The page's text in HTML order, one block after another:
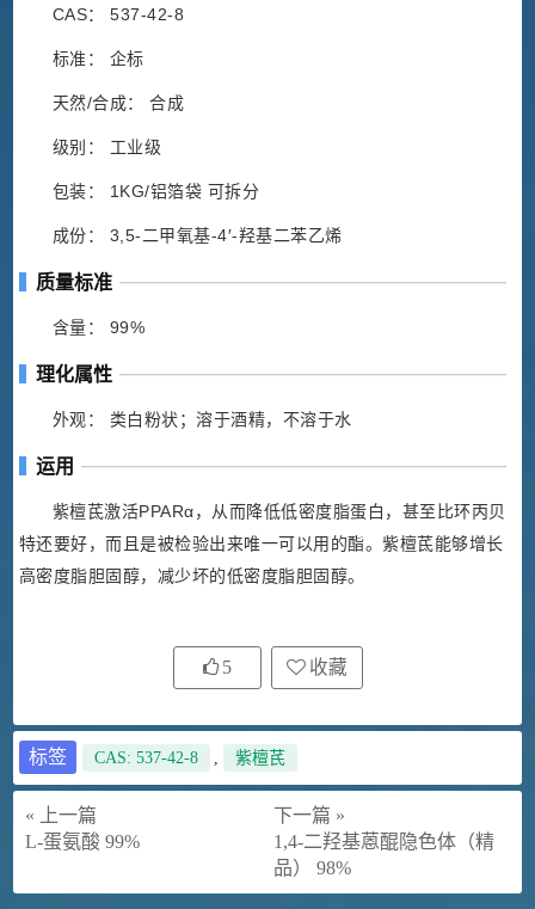
CAS： 537-42-8
标准： 企标
天然/合成： 合成
级别： 工业级
包装： 1KG/铝箔袋 可拆分
成份： 3,5-二甲氧基-4′-羟基二苯乙烯
质量标准
含量： 99%
理化属性
外观： 类白粉状；溶于酒精，不溶于水
运用
紫檀茋激活PPARα，从而降低低密度脂蛋白，甚至比环丙贝
特还要好，而且是被检验出来唯一可以用的酯。紫檀茋能够增长
高密度脂胆固醇，减少坏的低密度脂胆固醇。
5 收藏
标签 CAS: 537-42-8 , 紫檀芪
« 上一篇
L-蛋氨酸 99%
下一篇 »
1,4-二羟基蒽醌隐色体（精
品） 98%